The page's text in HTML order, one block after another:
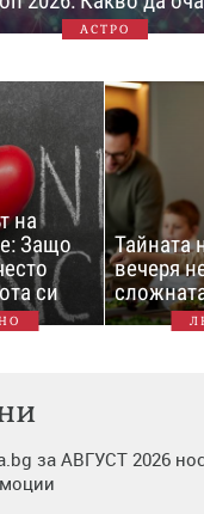
АСТРО
на
Защо
си
Тайната
вечеря
за АВГУСТ 2026